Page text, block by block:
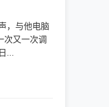
，与他电脑
次又一次调
...